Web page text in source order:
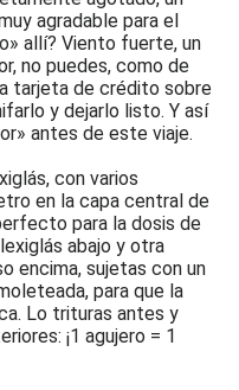
agradable para el
allí? Viento fuerte, un
no puedes, como de
tarjeta de crédito sobre
y dejarlo listo. Y así
antes de este viaje.
con varios
en la capa central de
para la dosis de
abajo y otra
encima, sujetas con un
para que la
Lo trituras antes y
¡1 agujero = 1